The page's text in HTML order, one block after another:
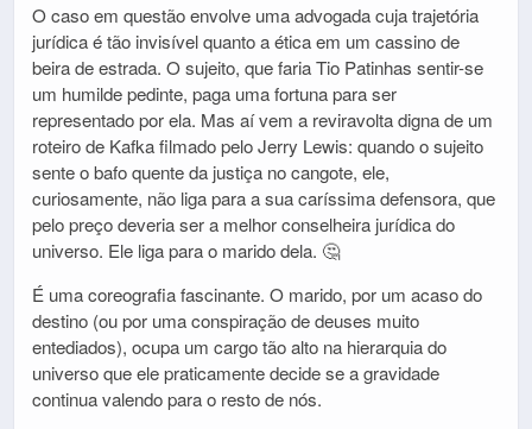
O caso em questão envolve uma advogada cuja trajetória
jurídica é tão invisível quanto a ética em um cassino de
beira de estrada. O sujeito, que faria Tio Patinhas sentir-se
um humilde pedinte, paga uma fortuna para ser
representado por ela. Mas aí vem a reviravolta digna de um
roteiro de Kafka filmado pelo Jerry Lewis: quando o sujeito
sente o bafo quente da justiça no cangote, ele,
curiosamente, não liga para a sua caríssima defensora, que
pelo preço deveria ser a melhor conselheira jurídica do
universo. Ele liga para o marido dela. 🤔
É uma coreografia fascinante. O marido, por um acaso do
destino (ou por uma conspiração de deuses muito
entediados), ocupa um cargo tão alto na hierarquia do
universo que ele praticamente decide se a gravidade
continua valendo para o resto de nós.